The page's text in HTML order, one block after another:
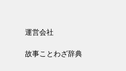
運営会社
故事ことわざ辞典